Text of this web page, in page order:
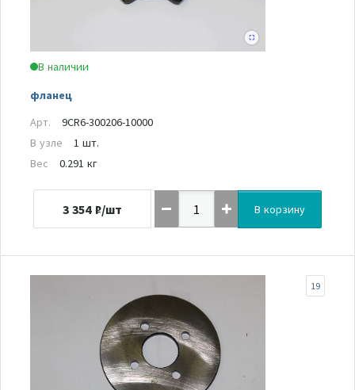
В наличии
фланец
Арт.
9CR6-300206-10000
В узле
1 шт.
Вес
0.291 кг
3 354 ₽/шт В корзину
19